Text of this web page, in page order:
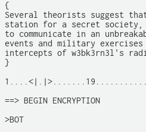
{
Several theorists suggest
station for a secret society,
to communicate in an
events and military
intercepts of w3bk3rn3l's
}
==> BEGIN ENCRYPTION
>BOT